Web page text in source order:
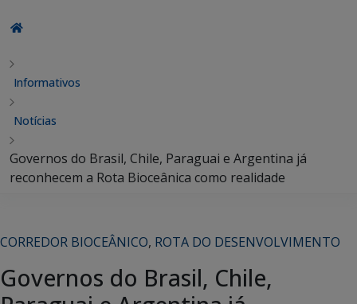
Informativos
Notícias
Governos do Brasil, Chile, Paraguai e Argentina já
reconhecem a Rota Bioceânica como realidade
CORREDOR BIOCEÂNICO, ROTA DO DESENVOLVIMENTO
Governos do Brasil, Chile,